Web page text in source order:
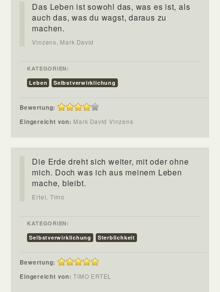
Das Leben ist sowohl das, was es ist, als
auch das, was du wagst, daraus zu
machen.
Vinzens, Mark David
KATEGORIEN:
Leben
Selbstverwirklichung
Bewertung:
Eingereicht von: Mark David Vinzens
Die Erde dreht sich weiter, mit oder ohne
mich. Doch was ich aus meinem Leben
mache, bleibt.
Ertel, Timo
KATEGORIEN:
Selbstverwirklichung
Sterblichkeit
Bewertung:
Eingereicht von:TIMO ERTEL